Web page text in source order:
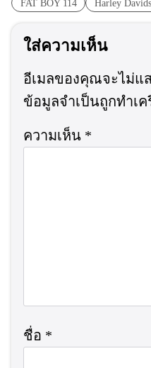
FAT BOY 114 Harley
ใส่ความเห็น
อีเมลของคุณจะไม่แ
ข้อมูลจำเป็นถูกทำเค
ความเห็น *
ชื่อ *